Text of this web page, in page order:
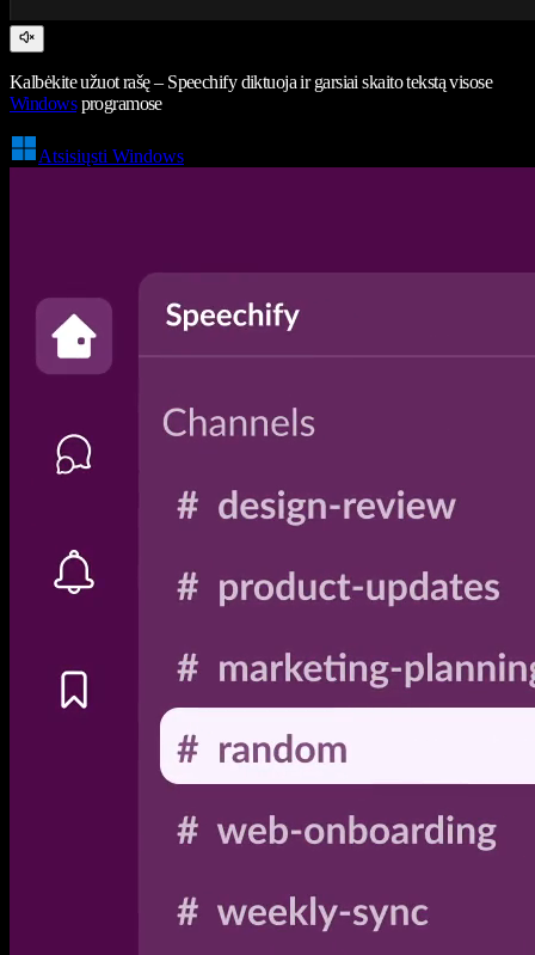
Kalbėkite užuot rašę – Speechify diktuoja ir garsiai skaito tekstą visose
Windowsprogramose
Atsisiųsti Windows